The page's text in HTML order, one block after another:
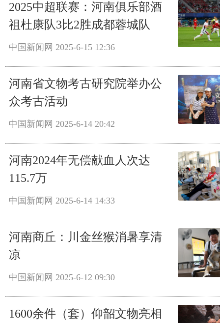
2025中超联赛：河南俱乐部酒
祖杜康队3比2胜成都蓉城队
中国新闻网 2025-6-15 12:36
河南省文物考古研究院举办公
众考古活动
中国新闻网 2025-6-14 20:42
河南2024年无偿献血人次达
115.7万
中国新闻网 2025-6-14 14:33
河南商丘：川金丝猴消暑享清
凉
中国新闻网 2025-6-12 09:30
1600余件（套）仰韶文物亮相